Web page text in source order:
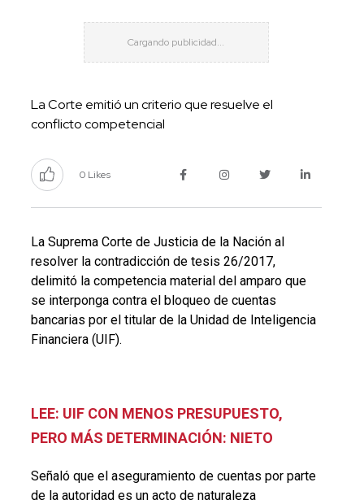
La Corte emitió un criterio que resuelve el
conflicto competencial
0 Likes
La Suprema Corte de Justicia de la Nación al
resolver la contradicción de tesis 26/2017,
delimitó la competencia material del amparo que
se interponga contra el bloqueo de cuentas
bancarias por el titular de la Unidad de Inteligencia
Financiera (UIF).
LEE: UIF CON MENOS PRESUPUESTO,
PERO MÁS DETERMINACIÓN: NIETO
Señaló que el aseguramiento de cuentas por parte
de la autoridad es un acto de naturaleza